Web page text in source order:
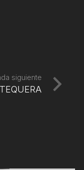
siguiente